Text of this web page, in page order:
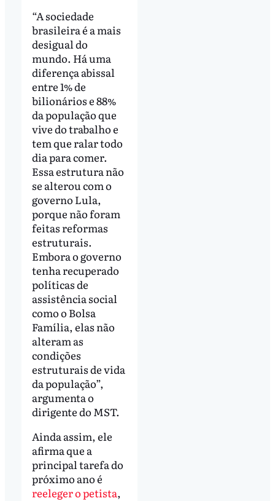
“A sociedade
brasileira é a mais
desigual do
mundo. Há uma
diferença abissal
entre 1% de
bilionários e 88%
da população que
vive do trabalho e
tem que ralar todo
dia para comer.
Essa estrutura não
se alterou com o
governo Lula,
porque não foram
feitas reformas
estruturais.
Embora o governo
tenha recuperado
políticas de
assistência social
como o Bolsa
Família, elas não
alteram as
condições
estruturais de vida
da população”,
argumenta o
dirigente do MST.
Ainda assim, ele
afirma que a
principal tarefa do
próximo ano é
reeleger o petista,